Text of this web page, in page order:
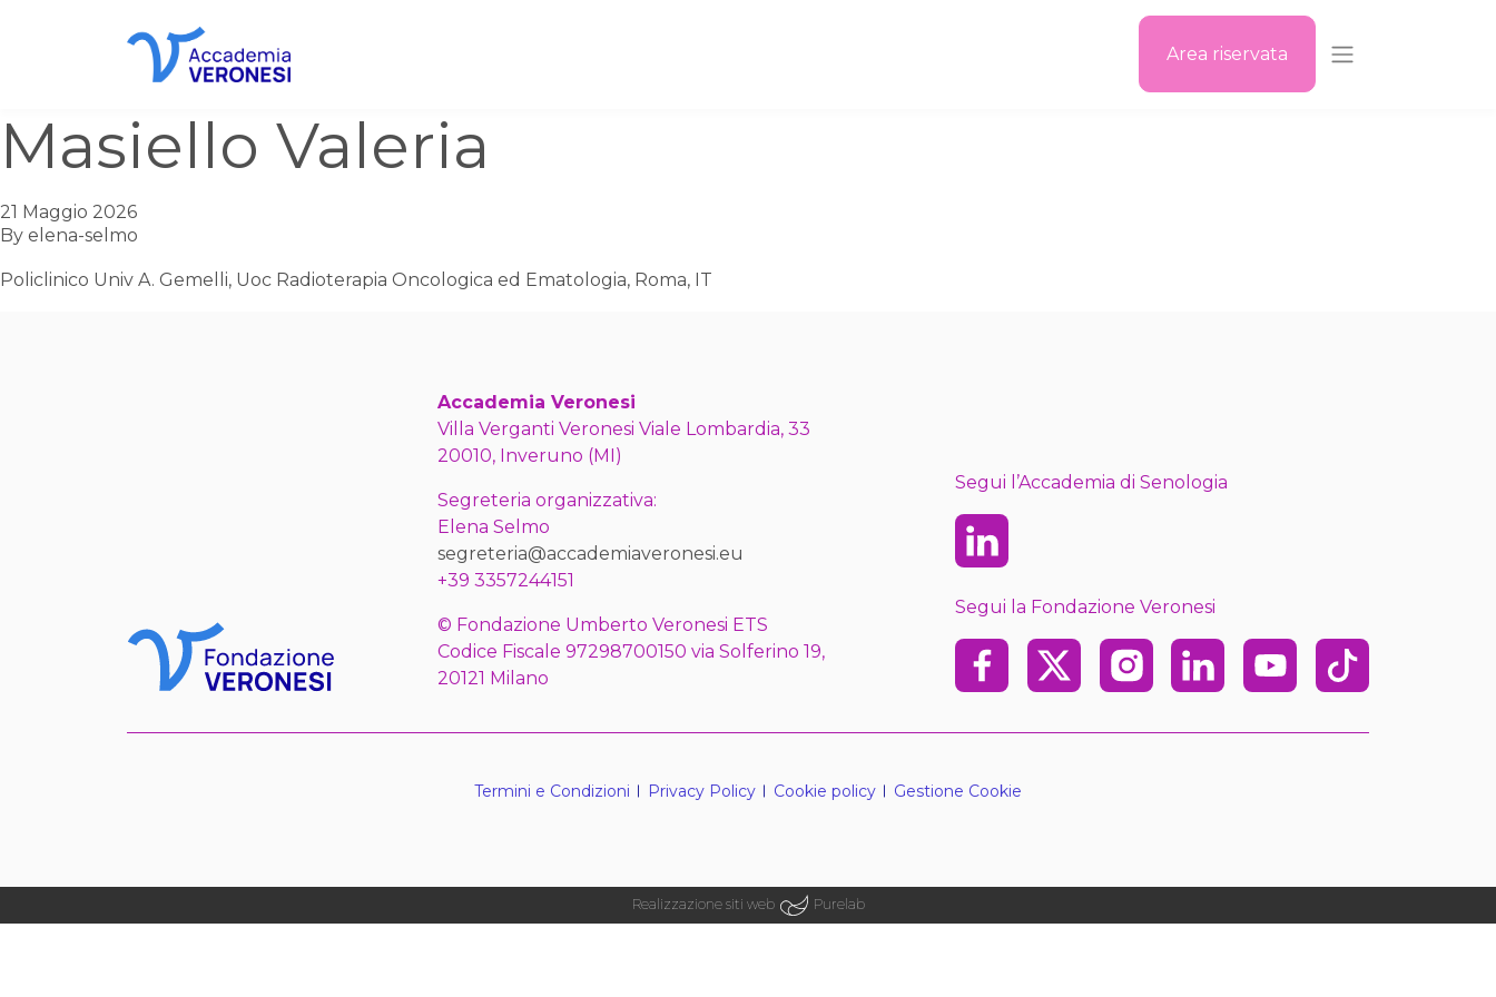
Area riservata
Masiello Valeria
21 Maggio 2026
By elena-selmo
Policlinico Univ A. Gemelli, Uoc Radioterapia Oncologica ed Ematologia, Roma, IT
Accademia Veronesi
Villa Verganti Veronesi Viale Lombardia, 33
20010, Inveruno (MI)
Segreteria organizzativa:
Elena Selmo
segreteria@accademiaveronesi.eu
+39 3357244151
© Fondazione Umberto Veronesi ETS
Codice Fiscale 97298700150 via Solferino 19,
20121 Milano
Segui l’Accademia di Senologia
Linkedin
Segui la Fondazione Veronesi
Facebook
X InstagramLinkedinYoutubeTikTok
Termini e Condizioni Privacy Policy Cookie policy Gestione Cookie
Realizzazione siti web Purelab